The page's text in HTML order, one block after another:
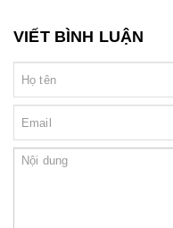
VIẾT BÌNH LUẬN